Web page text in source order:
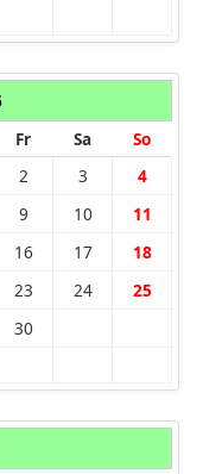
Fr Sa So
2 3 4
9 10 11
16 17 18
23 24 25
30